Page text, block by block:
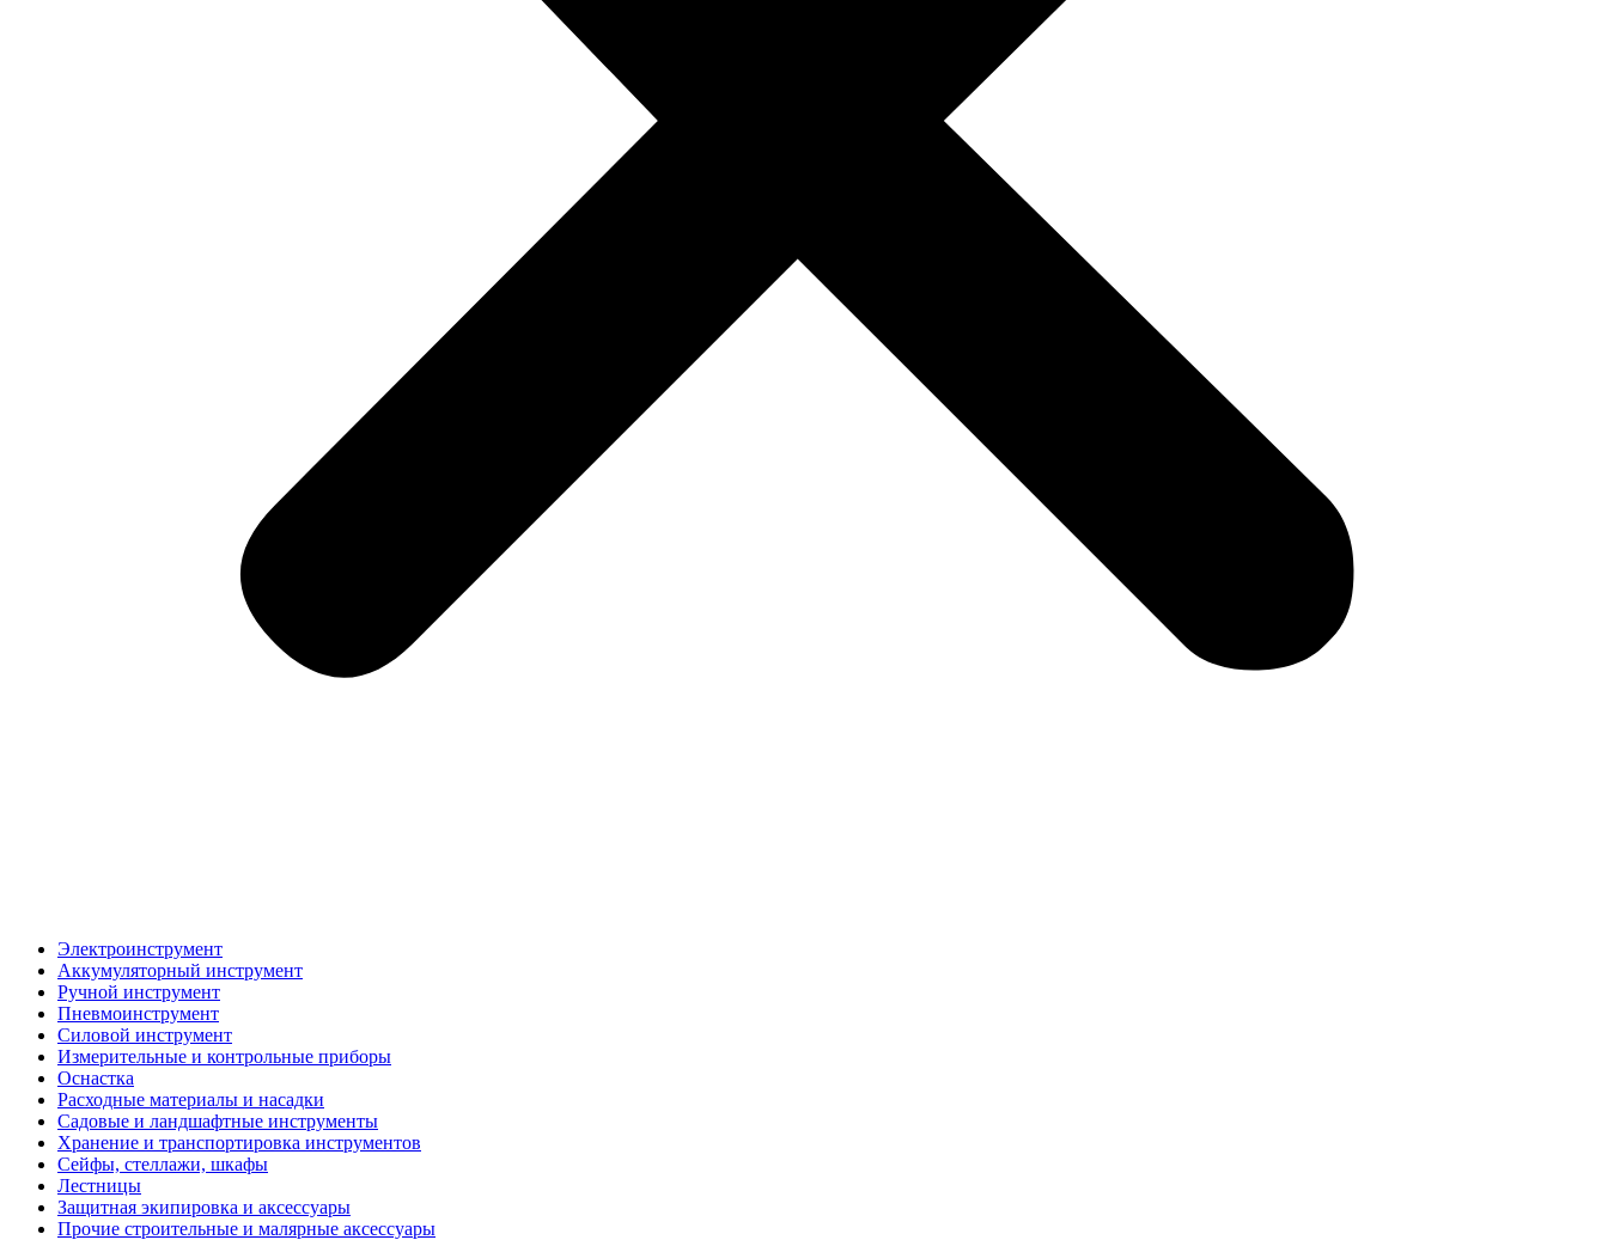
Электроинструмент
Аккумуляторный инструмент
Ручной инструмент
Пневмоинструмент
Силовой инструмент
Измерительные и контрольные приборы
Оснастка
Расходные материалы и насадки
Садовые и ландшафтные инструменты
Хранение и транспортировка инструментов
Сейфы, стеллажи, шкафы
Лестницы
Защитная экипировка и аксессуары
Прочие строительные и малярные аксессуары